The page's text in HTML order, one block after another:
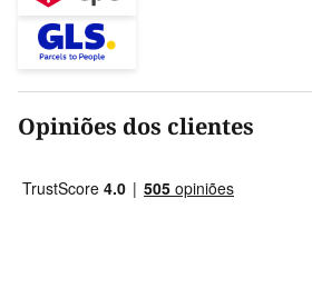
Opiniões dos clientes